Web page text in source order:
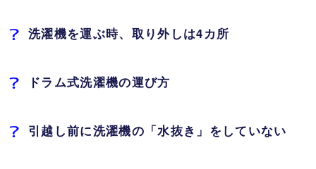
洗濯機を運ぶ時、取り外しは4カ所
ドラム式洗濯機の運び方
引越し前に洗濯機の「水抜き」をしていない